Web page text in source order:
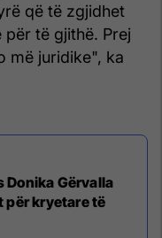
që të zgjidhet
për të gjithë. Prej
më juridike", ka
Donika Gërvalla
për kryetare të